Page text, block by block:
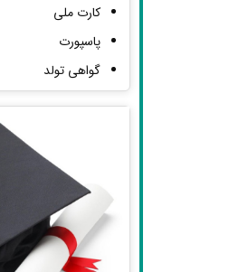
کارت ملی
پاسپورت
گواهی تولد